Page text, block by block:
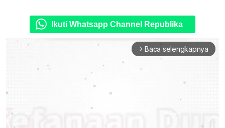
Ikuti Whatsapp Channel Republika
arrow_forward_ios Baca selengkapnya